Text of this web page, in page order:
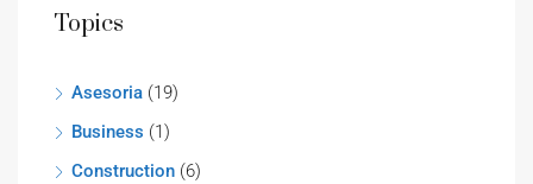
Topics
Asesoria (19)
Business (1)
Construction (6)